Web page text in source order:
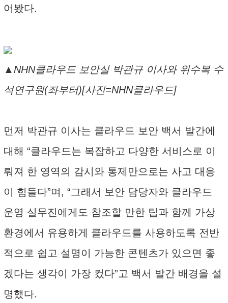
어봤다.
▲NHN클라우드 보안실 박관규 이사와 위수복 수
석연구원(좌부터)[사진=NHN클라우드]
먼저 박관규 이사는 클라우드 보안 백서 발간에
대해 “클라우드는 복잡하고 다양한 서비스로 이
뤄져 한 영역의 감시와 통제만으로는 사고 대응
이 힘들다”며, “그래서 보안 담당자와 클라우드
운영 실무진에게도 참조할 만한 팁과 함께 가상
환경에서 유용하게 클라우드를 사용하도록 전반
적으로 쉽고 설명이 가능한 콘텐츠가 있으면 좋
겠다는 생각이 가장 컸다”고 백서 발간 배경을 설
명했다.